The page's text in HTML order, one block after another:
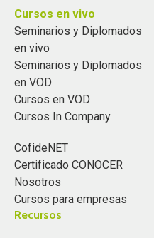
Cursos en vivo
Seminarios y Diplomados
en vivo
Seminarios y Diplomados
en VOD
Cursos en VOD
Cursos In Company
CofideNET
Certificado CONOCER
Nosotros
Cursos para empresas
Recursos